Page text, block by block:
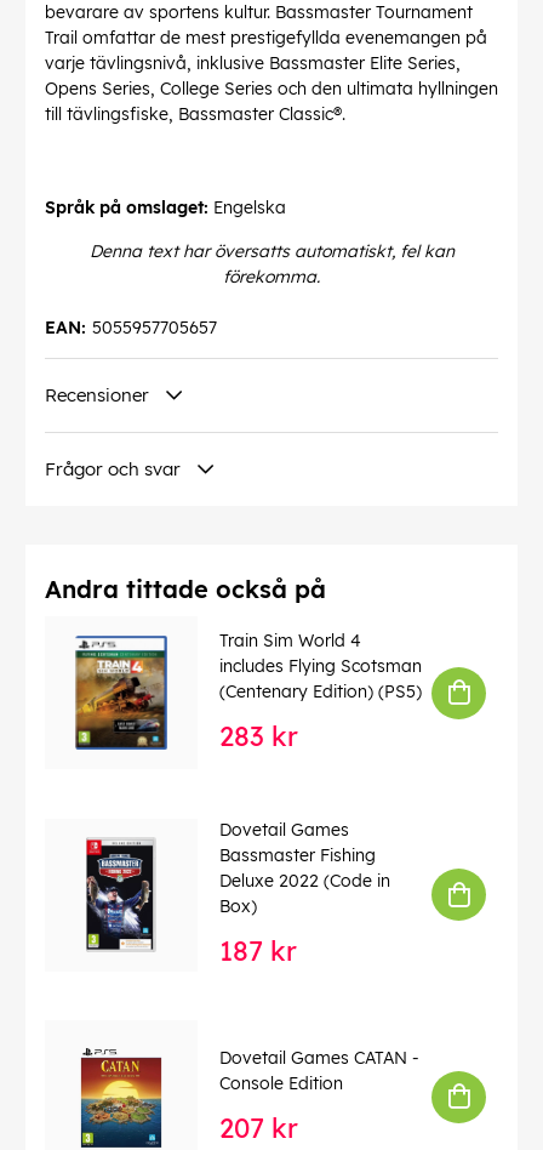
bevarare av sportens kultur. Bassmaster Tournament
Trail omfattar de mest prestigefyllda evenemangen på
varje tävlingsnivå, inklusive Bassmaster Elite Series,
Opens Series, College Series och den ultimata hyllningen
till tävlingsfiske, Bassmaster Classic®.
Språk på omslaget: Engelska
Denna text har översatts automatiskt, fel kan
förekomma.
5055957705657
EAN:
Recensioner
Frågor och svar
Andra tittade också på
Train Sim World 4
includes Flying Scotsman
(Centenary Edition) (PS5)
283 kr
Dovetail Games
Bassmaster Fishing
Deluxe 2022 (Code in
Box)
187 kr
Dovetail Games CATAN -
Console Edition
207 kr